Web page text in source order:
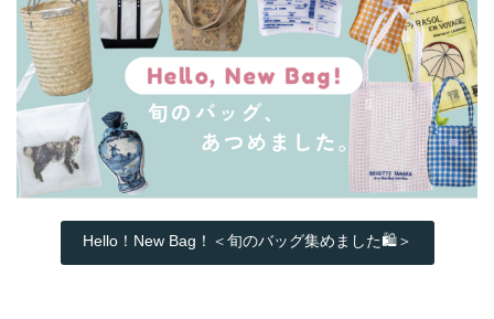
Hello！New Bag！＜旬のバッグ集めました🛍️＞